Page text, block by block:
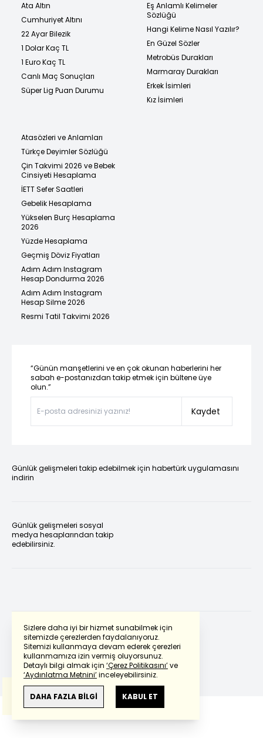
Sizlere daha iyi bir hizmet sunabilmek için
sitemizde çerezlerden faydalanıyoruz.
Sitemizi kullanmaya devam ederek çerezleri
kullanmamıza izin vermiş oluyorsunuz.
Detaylı bilgi almak için ‘Çerez Politikasını’ve
‘Aydınlatma Metnini’inceleyebilirsiniz.
DAHA FAZLA BİLGİ KABUL ET
Ata Altın
Cumhuriyet Altını
22 Ayar Bilezik
1 Dolar Kaç TL
1 Euro Kaç TL
Canlı Maç Sonuçları
Süper Lig Puan Durumu
Eş Anlamlı Kelimeler
Sözlüğü
Hangi Kelime Nasıl Yazılır?
En Güzel Sözler
Metrobüs Durakları
Marmaray Durakları
Erkek İsimleri
Kız İsimleri
Atasözleri ve Anlamları
Türkçe Deyimler Sözlüğü
Çin Takvimi 2026 ve Bebek
Cinsiyeti Hesaplama
İETT Sefer Saatleri
Gebelik Hesaplama
Yükselen Burç Hesaplama
2026
Yüzde Hesaplama
Geçmiş Döviz Fiyatları
Adım Adım Instagram
Hesap Dondurma 2026
Adım Adım Instagram
Hesap Silme 2026
Resmi Tatil Takvimi 2026
“Günün manşetlerini ve en çok okunan haberlerini her
sabah e-postanızdan takip etmek için bültene üye
olun.”
Kaydet
Günlük gelişmeleri takip edebilmek için habertürk uygulamasını
indirin
Günlük gelişmeleri sosyal
medya hesaplarından takip
edebilirsiniz.
Powered by Translate
Bu çevirideGoogle Transletekullanılmıştır.
Anlam ve çeviri hatalarından
haberturk.com
sorumlu değildir.